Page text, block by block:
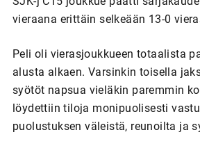
vieraana erittäin selkeään 13-0
Peli oli vierasjoukkueen totaalista
alusta alkaen. Varsinkin toisella
syötöt napsua vieläkin paremmin
löydettiin tiloja monipuolisesti
puolustuksen väleistä, reunoilta ja